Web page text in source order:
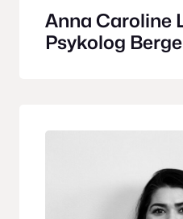
Anna Caroline
Psykolog